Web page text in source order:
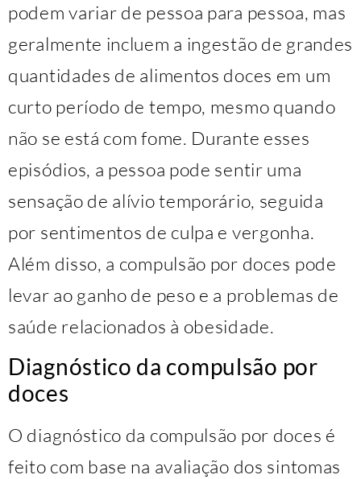
podem variar de pessoa para pessoa, mas
geralmente incluem a ingestão de grandes
quantidades de alimentos doces em um
curto período de tempo, mesmo quando
não se está com fome. Durante esses
episódios, a pessoa pode sentir uma
sensação de alívio temporário, seguida
por sentimentos de culpa e vergonha.
Além disso, a compulsão por doces pode
levar ao ganho de peso e a problemas de
saúde relacionados à obesidade.
Diagnóstico da compulsão por
doces
O diagnóstico da compulsão por doces é
feito com base na avaliação dos sintomas